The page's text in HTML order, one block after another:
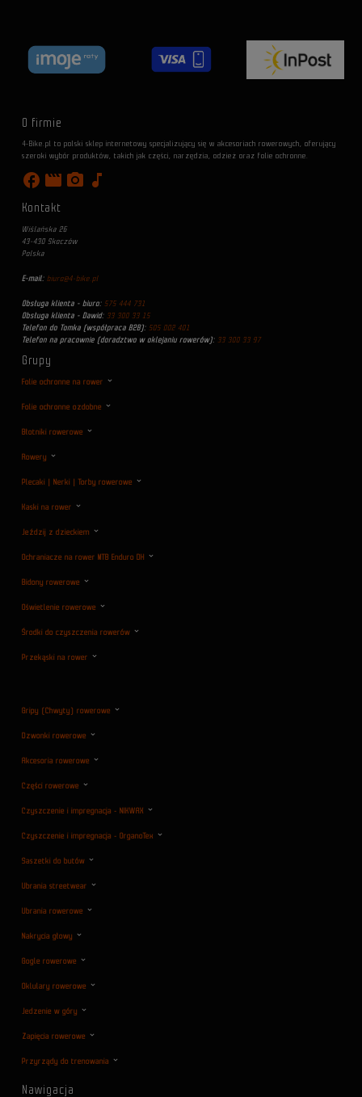
O firmie
4-Bike.pl to polski sklep internetowy specjalizujący się w akcesoriach rowerowych, oferujący
szeroki wybór produktów, takich jak części, narzędzia, odzież oraz folie ochronne.
facebook movie photo_camera music_note
Kontakt
Wiślańska 26
43-430 Skoczów
Polska
E-mail: biuro@4-bike.pl
Obsługa klienta - biuro: 575 444 731
Obsługa klienta - Dawid: 33 300 33 15
Telefon do Tomka (współpraca B2B): 505 002 401
Telefon na pracownie (doradztwo w oklejaniu rowerów): 33 300 33 97
Grupy
Folie ochronne na rower
Folie ochronne ozdobne
Błotniki rowerowe
Rowery
Plecaki | Nerki | Torby rowerowe
Kaski na rower
Jeździj z dzieckiem
Ochraniacze na rower MTB Enduro DH
Bidony rowerowe
Oświetlenie rowerowe
Środki do czyszczenia rowerów
Przekąski na rower
Gripy (Chwyty) rowerowe
Dzwonki rowerowe
Akcesoria rowerowe
Części rowerowe
Czyszczenie i impregnacja - NIKWAX
Czyszczenie i impregnacja - OrganoTex
Saszetki do butów
Ubrania streetwear
Ubrania rowerowe
Nakrycia głowy
Gogle rowerowe
Oklulary rowerowe
Jedzenie w góry
Zapięcia rowerowe
Przyrządy do trenowania
Nawigacja